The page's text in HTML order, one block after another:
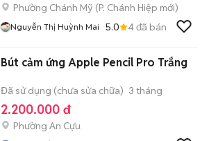
Phường Chánh Mỹ (P. Chánh Hiệp mới)
Nguyễn Thị Huỳnh Mai 5.0 4đã bán
Bút cảm ứng Apple Pencil Pro Trắng
Đã sử dụng (chưa sửa chữa) 3 tháng
2.200.000 đ
Phường An Cựu